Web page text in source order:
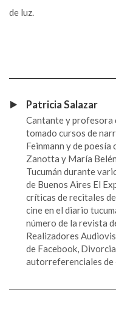
de luz.
Patricia Salazar
Cantante y profesora
tomado cursos de
Feinmann y de
Zanotta y María
Tucumán durante
de Buenos Aires El
críticas de recitales
cine en el diario
número de la revista
Realizadores
de Facebook,
autorreferenciales